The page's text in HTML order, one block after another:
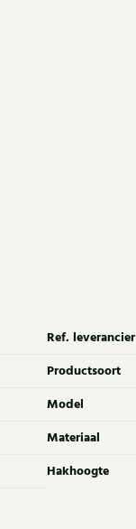
Ref. leverancier
Productsoort
Model
Materiaal
Hakhoogte